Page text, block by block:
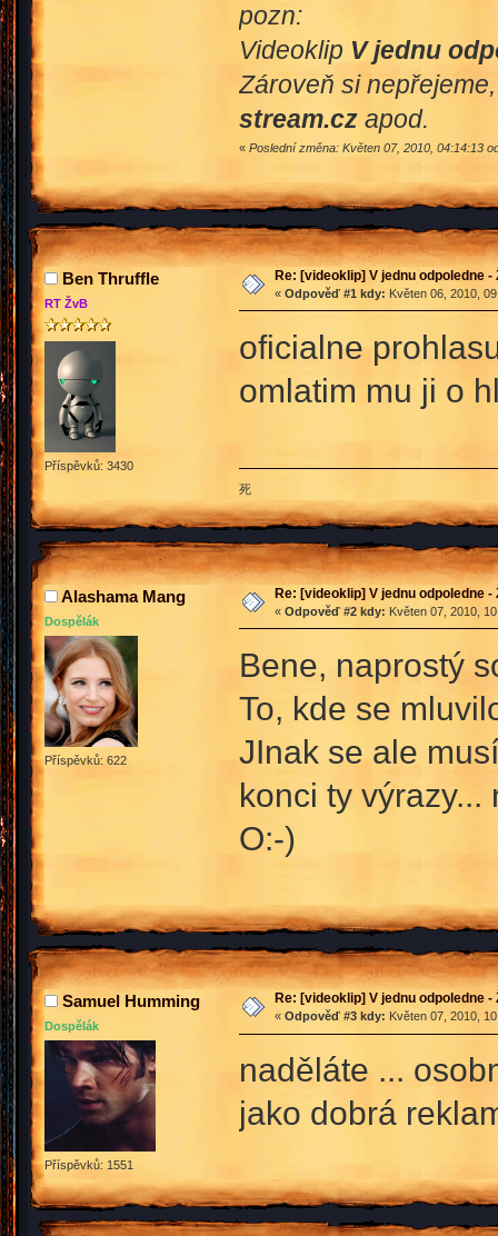
pozn:
Videoklip V jednu
Zároveň si
stream.czapod.
« Poslední změna: Květen 07, 2010, 04:14:13
Ben Thruffle
RT ŽvB
Příspěvků: 3430
Re: [videoklip] V jednu odpoledne
« Odpověď #1 kdy: Květen 06, 2010,
oficialne
omlatim mu ji o
死
Alashama Mang
Dospělák
Příspěvků: 622
Re: [videoklip] V jednu odpoledne
« Odpověď #2 kdy: Květen 07, 2010,
Bene, naprostý
To, kde se
JInak se ale
konci ty
O:-)
Samuel Humming
Dospělák
Příspěvků: 1551
Re: [videoklip] V jednu odpoledne
« Odpověď #3 kdy: Květen 07, 2010,
naděláte ...
jako dobrá